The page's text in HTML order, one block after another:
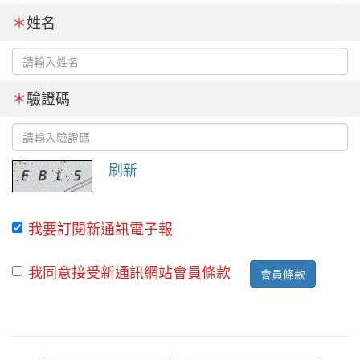
＊姓名
＊驗證碼
刷新
我要訂閱新通訊電子報
我同意接受新通訊網站會員條款
會員條款